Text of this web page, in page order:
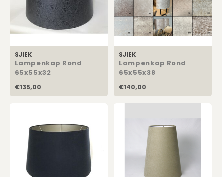
SJIEK
Lampenkap Rond
65x55x32
€135,00
SJIEK
Lampenkap Rond
65x55x38
€140,00